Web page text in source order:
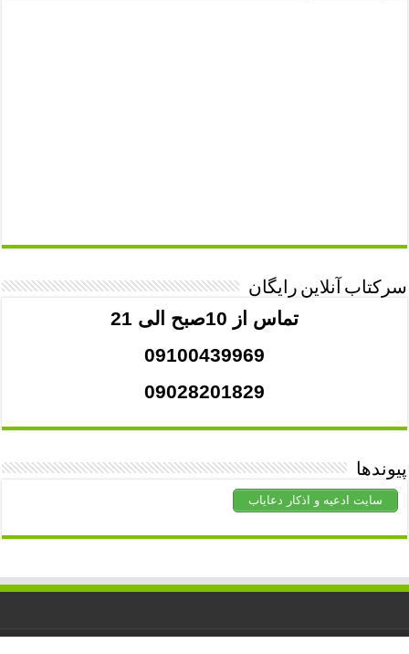
سرکتاب آنلاین رایگان
تماس از 10صبح الی 21
09100439969
09028201829
پیوندها
سایت ادعیه و اذکار دعایاب